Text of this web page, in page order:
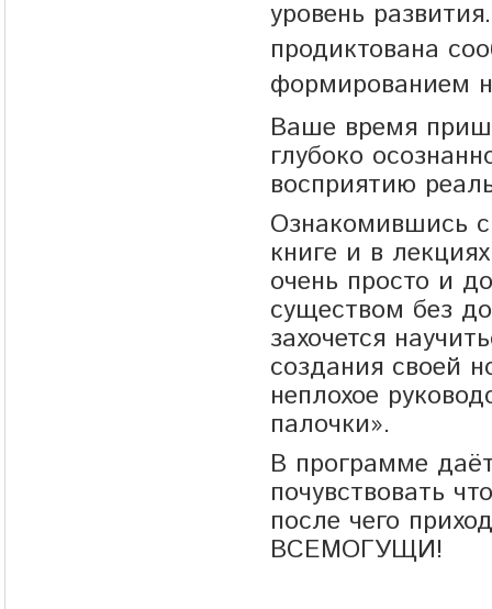
уровень
продиктована
формированием
Ваше время
глубоко
восприятию
Ознакомившись
книге и в
очень просто и
существом без
захочется
создания своей
неплохое
палочки».
В программе
почувствовать
после чего
ВСЕМОГУЩИ!